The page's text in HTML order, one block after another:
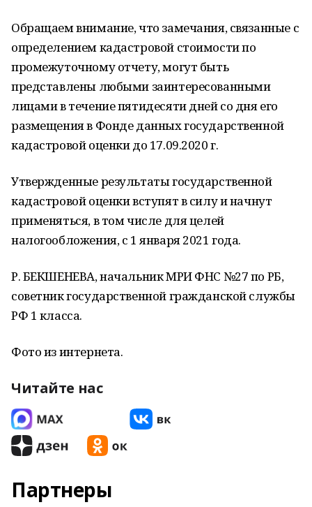
Обращаем внимание, что замечания, связанные с
определением кадастровой стоимости по
промежуточному отчету, могут быть
представлены любыми заинтересованными
лицами в течение пятидесяти дней со дня его
размещения в Фонде данных государственной
кадастровой оценки до 17.09.2020 г.
Утвержденные результаты государственной
кадастровой оценки вступят в силу и начнут
применяться, в том числе для целей
налогообложения, с 1 января 2021 года.
Р. БЕКШЕНЕВА, начальник МРИ ФНС №27 по РБ,
советник государственной гражданской службы
РФ 1 класса.
Фото из интернета.
Читайте нас
Партнеры